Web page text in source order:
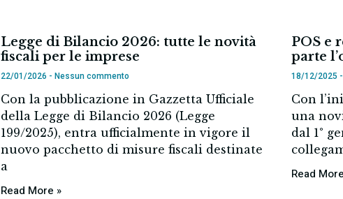
Legge di Bilancio 2026: tutte le novità
fiscali per le imprese
22/01/2026 Nessun commento
Con la pubblicazione in Gazzetta Ufficiale
della Legge di Bilancio 2026 (Legge
199/2025), entra ufficialmente in vigore il
nuovo pacchetto di misure fiscali destinate
a
Read More »
POS e
parte
18/12/2025
Con
una
dal 1°
Read